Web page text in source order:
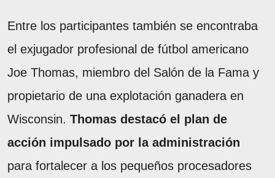
Entre los participantes también se encontraba
el exjugador profesional de fútbol americano
Joe Thomas, miembro del Salón de la Fama y
propietario de una explotación ganadera en
Wisconsin. Thomas destacó el plan de
acción impulsado por la administración
para fortalecer a los pequeños procesadores